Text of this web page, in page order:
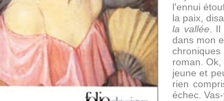
l'ennui
la paix,
la vallée. Il
dans mon
roman.
jeune et
rien
échec.